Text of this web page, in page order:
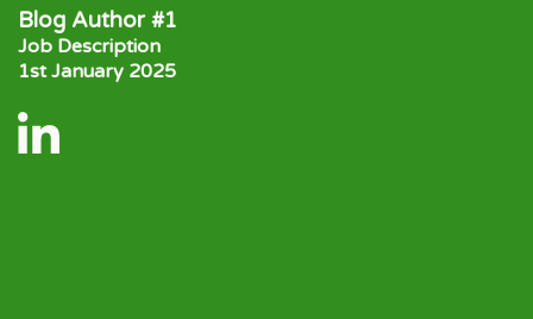
Blog Author #1
Job Description
1st January 2025